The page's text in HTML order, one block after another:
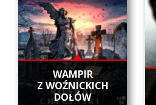
WAMPIR
Z WOŹNICKICH
DOŁÓW